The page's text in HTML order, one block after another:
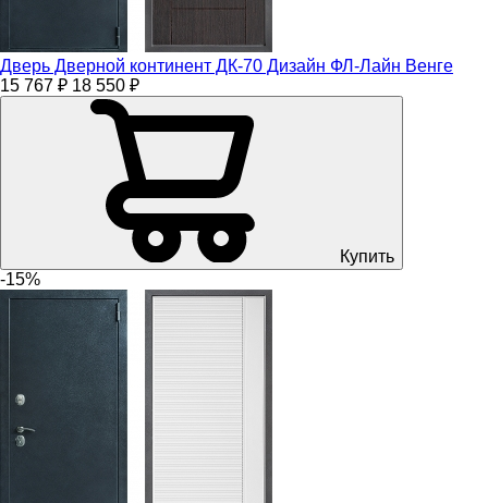
Дверь Дверной континент ДК-70 Дизайн ФЛ-Лайн Венге
15 767 ₽ 18 550 ₽
Купить
-15%